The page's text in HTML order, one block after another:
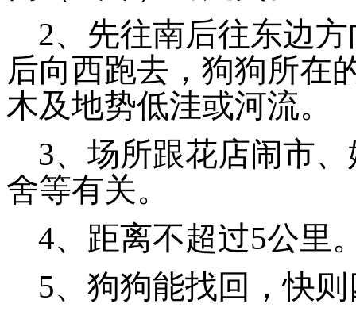
2、先往南后往东边
后向西跑去，狗狗所在
木及地势低洼或河流。
3、场所跟花店闹市
舍等有关。
4、距离不超过5公里
5、狗狗能找回，快